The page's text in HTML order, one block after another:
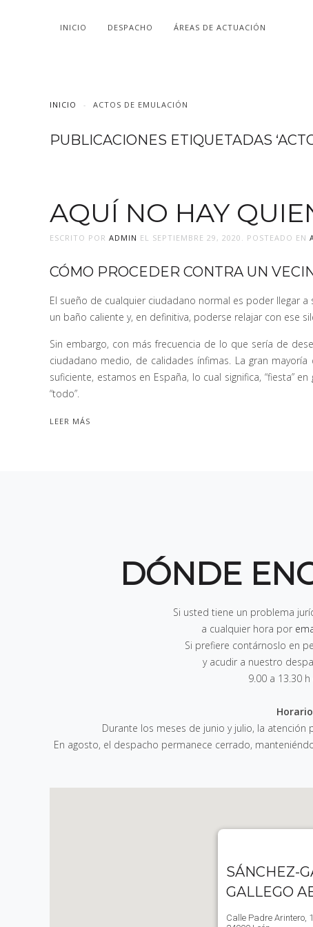
INICIO DESPACHO ÁREAS DE ACTUACIÓN
INICIO ACTOS DE EMULACIÓN
PUBLICACIONES ETIQUETADAS
AQUÍ NO HAY
ESCRITO POR ADMIN EL SEPTIEMBRE 29, 2020 . POSTEADO EN
CÓMO PROCEDER CONTRA UN
El sueño de cualquier ciudadano normal es poder llegar
un baño caliente y, en definitiva, poderse relajar con ese
Sin embargo, con más frecuencia de lo que sería de
ciudadano medio, de calidades ínfimas. La gran
suficiente, estamos en España, lo cual significa, “fiesta”
“todo”.
LEER MÁS
DÓNDE
Si usted tiene un problema
a cualquier hora por
Si prefiere contárnoslo en
y acudir a nuestro
9.00 a 13.30
Durante los meses de junio y julio, la
En agosto, el despacho permanece cerrado,
SÁNCHEZ-
GALLEGO
Calle Padre Arintero,